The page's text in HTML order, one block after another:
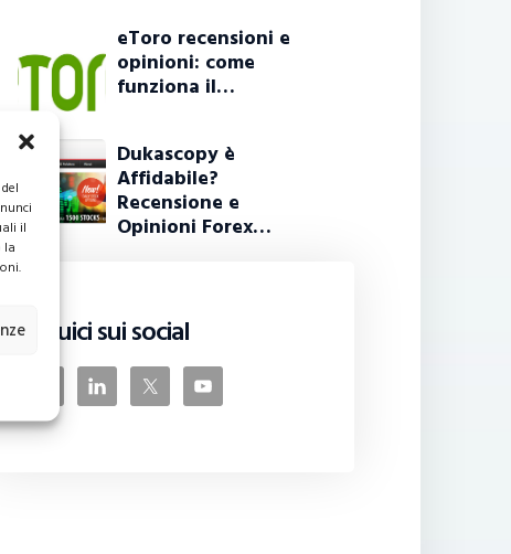
il
la
eToro recensioni e
opinioni: come
funziona il…
Dukascopy è
Affidabile?
Recensione e
Opinioni Forex…
Seguici sui social